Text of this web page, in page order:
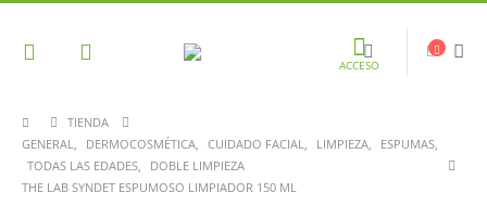
ACCESO
TIENDA
GENERAL, DERMOCOSMÉTICA, CUIDADO FACIAL, LIMPIEZA, ESPUMAS,
TODAS LAS EDADES,
DOBLE LIMPIEZA
THE LAB SYNDET ESPUMOSO LIMPIADOR 150 ML